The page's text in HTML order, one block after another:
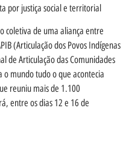
por justiça social e territorial
coletiva de uma aliança entre
(Articulação dos Povos Indígenas
de Articulação das Comunidades
o mundo tudo o que acontecia
reuniu mais de 1.100
entre os dias 12 e 16 de